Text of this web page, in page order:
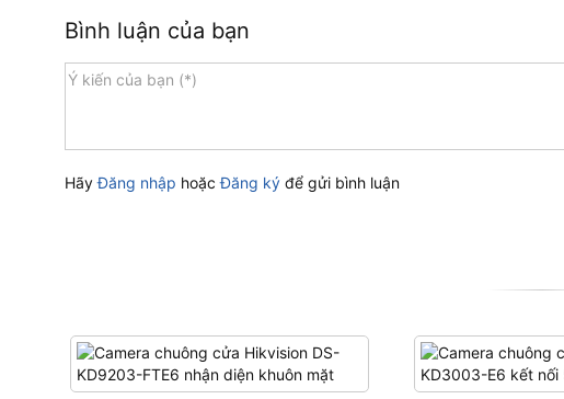
Bình luận của bạn
HãyĐăng nhập hoặcĐăng ký để gửi bình luận